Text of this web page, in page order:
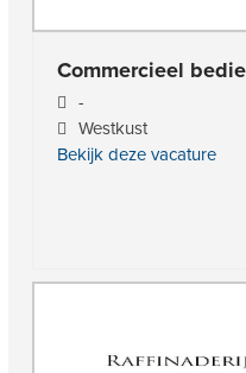
Commercieel
-
Westkust
Bekijk deze vacature